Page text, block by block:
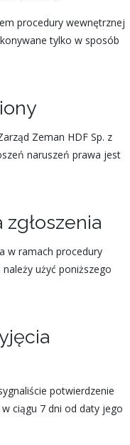
procedury wewnętrznej
tylko w sposób
Zeman HDF Sp. z
naruszeń prawa jest
w ramach procedury
użyć poniższego
potwierdzenie
ciągu 7 dni od daty jego